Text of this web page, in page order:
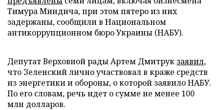
Тимура Миндича, при этом пятеро из них
задержаны, сообщили в Национальном
антикоррупционном бюро Украины (НАБУ).
Депутат Верховной рады Артем Дмитрук заявил,
что Зеленский лично участвовал в краже средств
из энергетики и обороны, о которой заявило НАБУ.
По его словам, речь идет о сумме не менее 100
млн долларов.